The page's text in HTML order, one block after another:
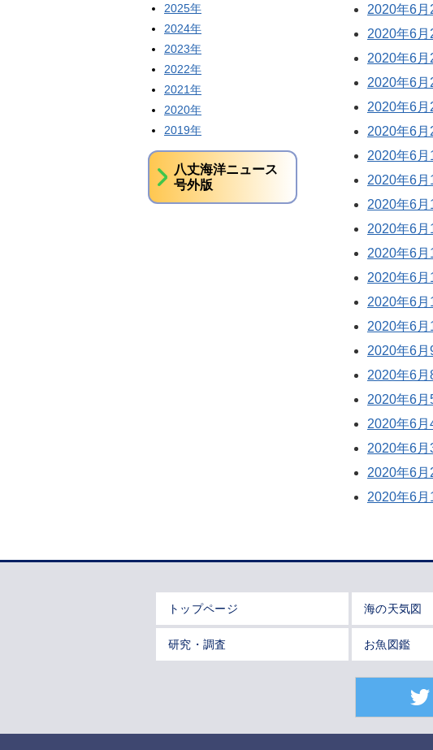
2020年6
2020年6
2020年6
2020年6
2020年6
2020年6
2020年6
2020年6
2020年6
2020年6
2020年6
2020年6
2020年6
2020年6
2020年6月
2020年6月
2020年6月
2020年6月
2020年6月
2020年6月
2020年6月
2025年
2024年
2023年
2022年
2021年
2020年
2019年
八丈海洋ニュース
号外版
トップページ 海の天気図
研究・調査 お魚図鑑